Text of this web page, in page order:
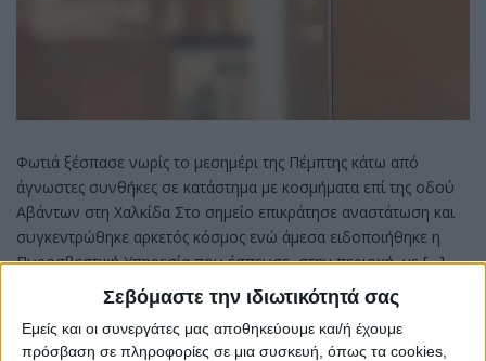
Σεβόμαστε την ιδιωτικότητά σας
Εμείς και οι συνεργάτες μας αποθηκεύουμε και/ή έχουμε
πρόσβαση σε πληροφορίες σε μια συσκευή, όπως τα cookies,
Φωτιά ξέσπασε νωρίς το μεσημέρι της Πέμπτης κάτω από
άγνωστες συνθήκες σε κατάστημα με κοσμήματα επί της οδού
Αβάντων στη Χαλκίδα Στο σημείο επικράτησε αναστάτωση και
συγκεντρώθηκε αρκετός κόσμος ενώ άμεσα ειδοποιήθηκε η
Πυροσβεστική Υπηρεσία που έσπευσε στην περιοχή με […]
CONTINUE READING